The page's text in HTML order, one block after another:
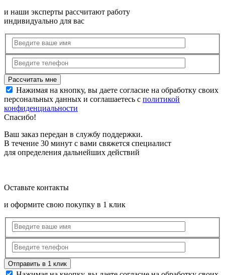
и наши эксперты рассчитают работу
индивидуально для вас
Нажимая на кнопку, вы даете согласие на обработку своих
персональных данных и соглашаетесь с политикой
конфиденциальности
Спасибо!
Ваш заказ передан в службу поддержки.
В течение 30 минут с вами свяжется специалист
для определения дальнейших действий
Оставьте контакты
и оформите свою покупку в 1 клик